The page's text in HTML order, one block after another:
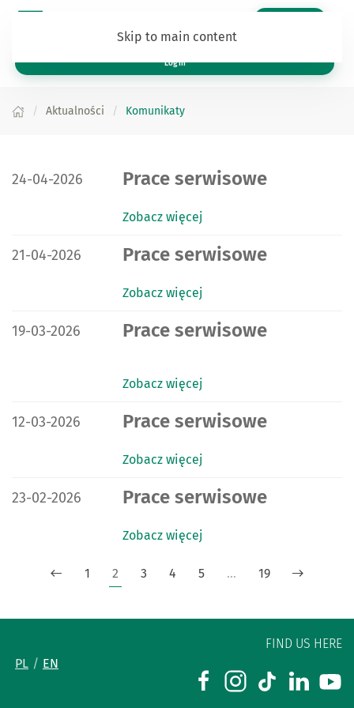
Skip to main content
Log in
Aktualności Komunikaty
DATA PUBLIKACJI:
24-04-2026 Prace serwisowe
Zobacz więcej
DATA PUBLIKACJI:
21-04-2026 Prace serwisowe
Zobacz więcej
DATA PUBLIKACJI:
19-03-2026 Prace serwisowe
Zobacz więcej
DATA PUBLIKACJI:
12-03-2026 Prace serwisowe
Zobacz więcej
DATA PUBLIKACJI:
23-02-2026 Prace serwisowe
Zobacz więcej
1 2 3 4 5 … 19
PL EN
FIND US HERE